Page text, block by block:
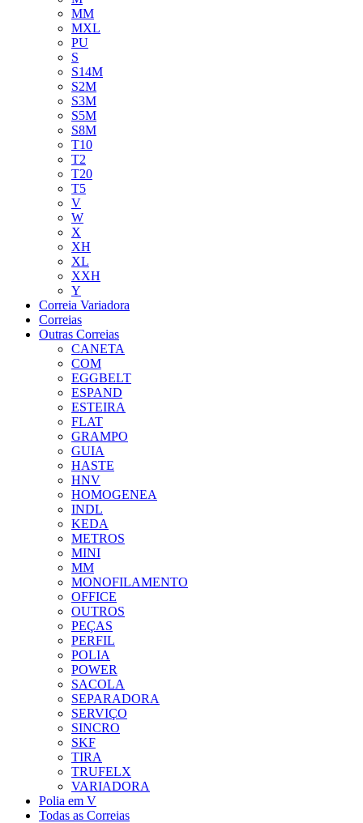
MM
MXL
PU
S
S14M
S2M
S3M
S5M
S8M
T10
T2
T20
T5
V
W
X
XH
XL
XXH
Y
Correia Variadora
Correias
Outras Correias
CANETA
COM
EGGBELT
ESPAND
ESTEIRA
FLAT
GRAMPO
GUIA
HASTE
HNV
HOMOGENEA
INDL
KEDA
METROS
MINI
MM
MONOFILAMENTO
OFFICE
OUTROS
PEÇAS
PERFIL
POLIA
POWER
SACOLA
SEPARADORA
SERVIÇO
SINCRO
SKF
TIRA
TRUFELX
VARIADORA
Polia em V
Todas as Correias